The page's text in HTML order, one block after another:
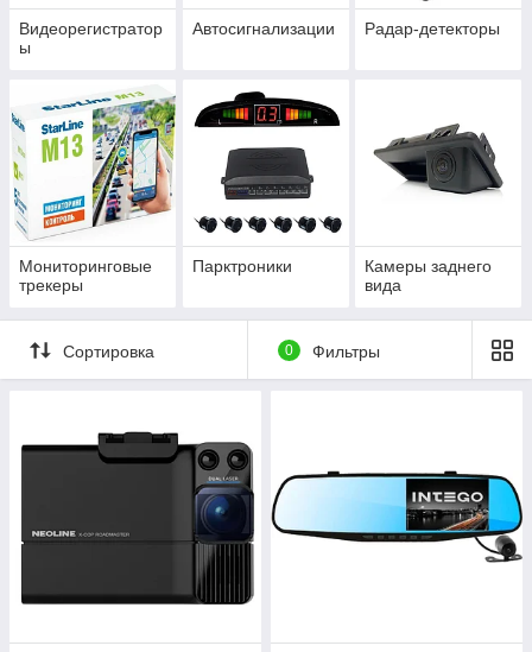
Видеорегистратор
ы
Автосигнализации Радар-детекторы
Мониторинговые
трекеры
Парктроники
Камеры заднего
вида
Сортировка 0 Фильтры